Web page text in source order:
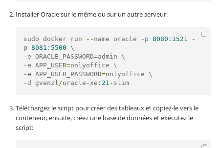
Installer Oracle sur le même ou sur un autre serveur:
sudo docker run -- name oracle - p 8080 : 1521
-
p 8081 : 5500
-e ORACLE_PASSWORD=
-e APP_USER=
-e APP_USER_PASSWORD=
-d gvenzl/oracle -xe : 21 - slim
Téléchargez le script pour créer des tableaux et copiez-le vers le
conteneur; ensuite, créez une base de données et exécutez le
script: